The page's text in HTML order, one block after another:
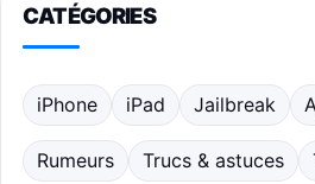
CATÉGORIES
iPhone iPad Jailbreak
Rumeurs Trucs & astuces